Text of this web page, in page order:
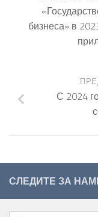
бизнеса» в
С 2024
СЛЕДИТЕ ЗА